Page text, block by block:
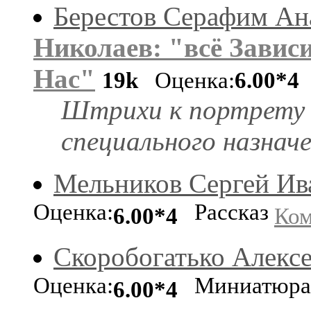
Берестов Серафим
Николаев: "всё
Нас" 19k Оценка:6.00*4
Штрихи к портрету
специального
Мельников Сергей
Оценка:6.00*4 Рассказ
Скоробогатько
Оценка:6.00*4
Миниатюра